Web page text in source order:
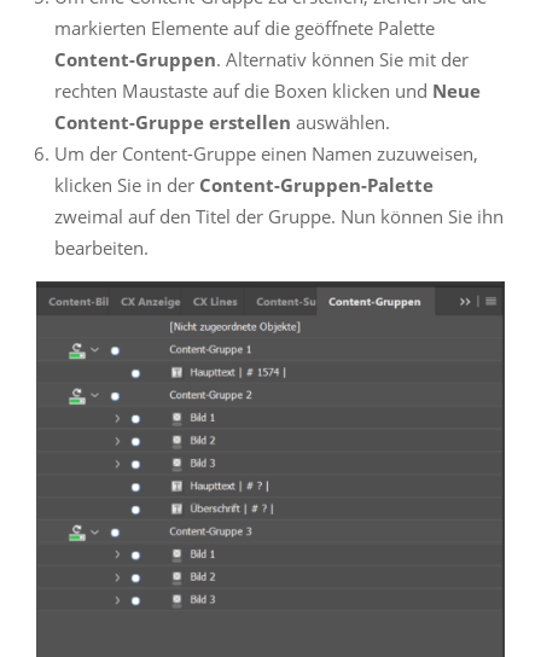
markierten Elemente auf die geöffnete Palette
Content-Gruppen. Alternativ können Sie mit der
rechten Maustaste auf die Boxen klicken und Neue
Content-Gruppe erstellen auswählen.
Um der Content-Gruppe einen Namen zuzuweisen,
klicken Sie in der Content-Gruppen-Palette
zweimal auf den Titel der Gruppe. Nun können Sie ihn
bearbeiten.